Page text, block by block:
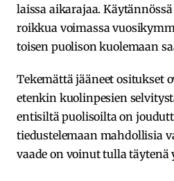
laissa aikarajaa.
roikkua voimassa
toisen puolison kuolemaan
Tekemättä jääneet ositukset
etenkin kuolinpesien
entisiltä puolisoilta on
tiedustelemaan mahdollisia
vaade on voinut tulla täytenä